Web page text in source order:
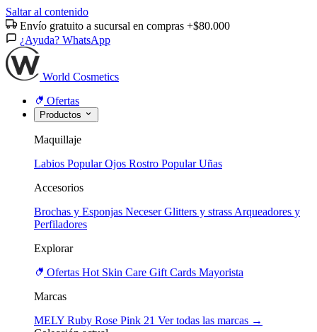
Saltar al contenido
Envío gratuito a sucursal en compras +$80.000
¿Ayuda? WhatsApp
World Cosmetics
Ofertas
Productos
Maquillaje
Labios Popular Ojos Rostro Popular Uñas
Accesorios
Brochas y Esponjas NeceserGlitters y strass Arqueadores y
Perfiladores
Explorar
Ofertas Hot Skin Care Gift Cards Mayorista
Marcas
MELY Ruby Rose Pink 21 Ver todas las marcas →